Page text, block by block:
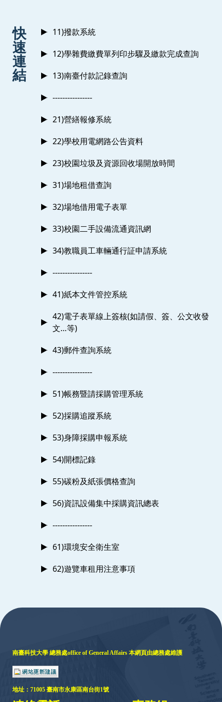
快
速
連
結
11)撥款系統
12)學雜費繳費單列印步驟及繳款完成查詢
13)南臺付款記錄查詢
----------------
21)營繕報修系統
22)學校用電網路公告資料
23)校園垃圾及資源回收場開放時間
31)場地租借查詢
32)場地借用電子表單
33)校園二手設備流通資訊網
34)教職員工車輛通行証申請系統
----------------
41)紙本文件管控系統
42)電子表單線上簽核(如請假、簽、公文收發
文…等)
43)郵件查詢系統
----------------
51)帳務暨請採購管理系統
52)採購追蹤系統
53)身障採購申報系統
54)開標記錄
55)碳粉及紙張價格查詢
56)資訊設備集中採購資訊總表
----------------
61)環境安全衛生室
62)遊覽車租用注意事項
南臺科技大學 總務處office of General Affairs 本網頁由總務處維護
地址： 71005 臺南市永康區南台街1號